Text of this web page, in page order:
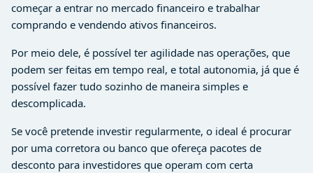
começar a entrar no mercado financeiro e trabalhar
comprando e vendendo ativos financeiros.
Por meio dele, é possível ter agilidade nas operações, que
podem ser feitas em tempo real, e total autonomia, já que é
possível fazer tudo sozinho de maneira simples e
descomplicada.
Se você pretende investir regularmente, o ideal é procurar
por uma corretora ou banco que ofereça pacotes de
desconto para investidores que operam com certa